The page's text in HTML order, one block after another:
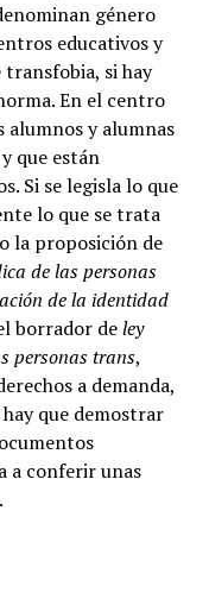
género
educativos y
si hay
En el centro
alumnos y alumnas
que están
Si se legisla lo que
lo que se trata
la proposición de
de las personas
de la identidad
borrador deley
personas trans,
a demanda,
que demostrar
a conferir unas